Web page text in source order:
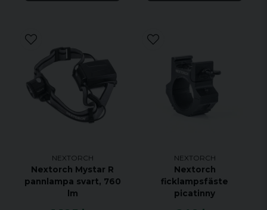
NEXTORCH
Nextorch Mystar R
pannlampa svart, 760
lm
NEXTORCH
Nextorch
ficklampsfäste
picatinny